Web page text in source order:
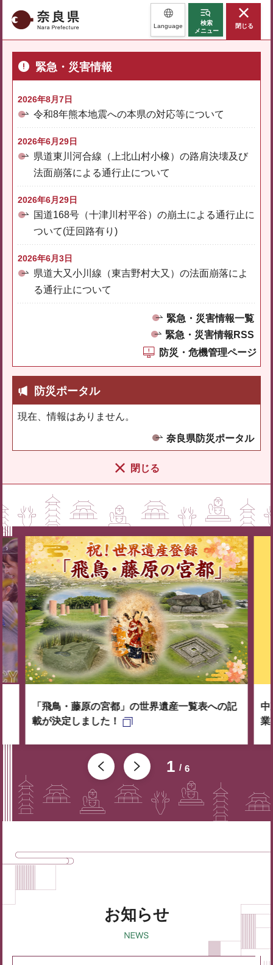
奈良県 Language
検索
メニュー
閉じる
緊急・災害情報
2026年8月7日
令和8年熊本地震への本県の対応等について
2026年6月29日
県道東川河合線（上北山村小橡）の路肩決壊及び
法面崩落による通行止について
2026年6月29日
国道168号（十津川村平谷）の崩土による通行止に
ついて(迂回路有り)
2026年6月3日
県道大又小川線（東吉野村大又）の法面崩落によ
る通行止について
緊急・災害情報一覧
緊急・災害情報RSS
防災・危機管理ページ
防災ポータル
現在、情報はありません。
奈良県防災ポータル
閉じる
1 6
「飛鳥・藤原の宮都」の世界遺産一覧表への記
載が決定しました！
中
業
お知らせ